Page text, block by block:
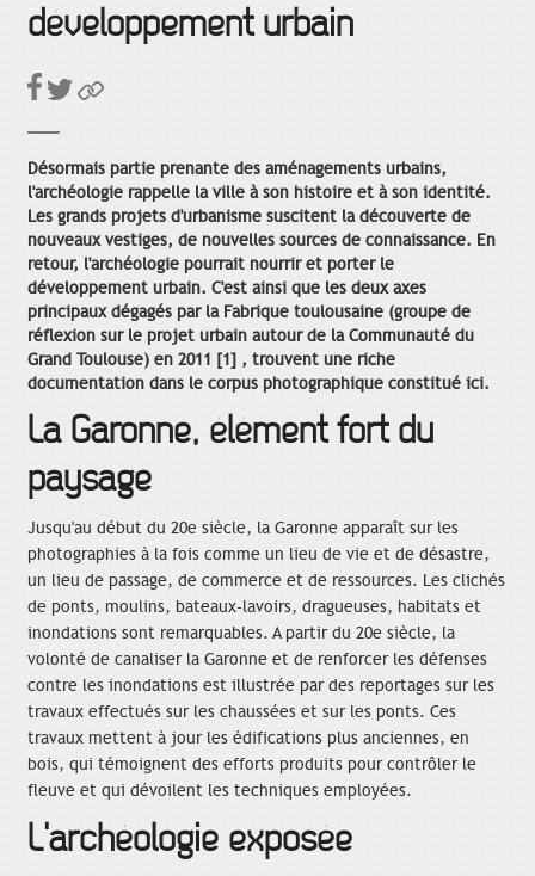
développement urbain
Désormais partie prenante des aménagements urbains,
l'archéologie rappelle la ville à son histoire et à son identité.
Les grands projets d'urbanisme suscitent la découverte de
nouveaux vestiges, de nouvelles sources de connaissance. En
retour, l'archéologie pourrait nourrir et porter le
développement urbain. C'est ainsi que les deux axes
principaux dégagés par la Fabrique toulousaine (groupe de
réflexion sur le projet urbain autour de la Communauté du
Grand Toulouse) en 2011 [1] , trouvent une riche
documentation dans le corpus photographique constitué ici.
La Garonne, élément fort du
paysage
Jusqu'au début du 20e siècle, la Garonne apparaît sur les
photographies à la fois comme un lieu de vie et de désastre,
un lieu de passage, de commerce et de ressources. Les clichés
de ponts, moulins, bateaux-lavoirs, dragueuses, habitats et
inondations sont remarquables. A partir du 20e siècle, la
volonté de canaliser la Garonne et de renforcer les défenses
contre les inondations est illustrée par des reportages sur les
travaux effectués sur les chaussées et sur les ponts. Ces
travaux mettent à jour les édifications plus anciennes, en
bois, qui témoignent des efforts produits pour contrôler le
fleuve et qui dévoilent les techniques employées.
L'archéologie exposée